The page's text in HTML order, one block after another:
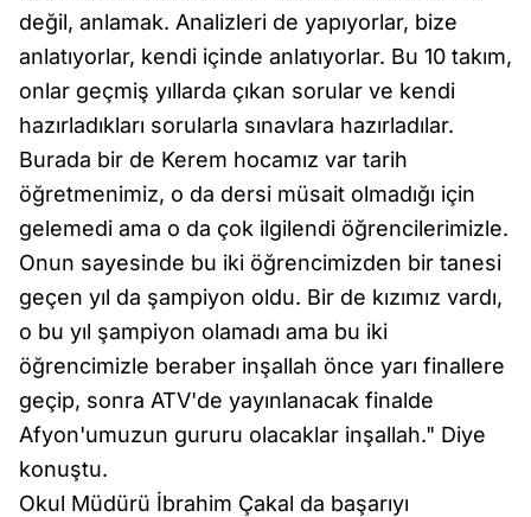
değil, anlamak. Analizleri de yapıyorlar, bize
anlatıyorlar, kendi içinde anlatıyorlar. Bu 10 takım,
onlar geçmiş yıllarda çıkan sorular ve kendi
hazırladıkları sorularla sınavlara hazırladılar.
Burada bir de Kerem hocamız var tarih
öğretmenimiz, o da dersi müsait olmadığı için
gelemedi ama o da çok ilgilendi öğrencilerimizle.
Onun sayesinde bu iki öğrencimizden bir tanesi
geçen yıl da şampiyon oldu. Bir de kızımız vardı,
o bu yıl şampiyon olamadı ama bu iki
öğrencimizle beraber inşallah önce yarı finallere
geçip, sonra ATV'de yayınlanacak finalde
Afyon'umuzun gururu olacaklar inşallah." Diye
konuştu.
Okul Müdürü İbrahim Çakal da başarıyı